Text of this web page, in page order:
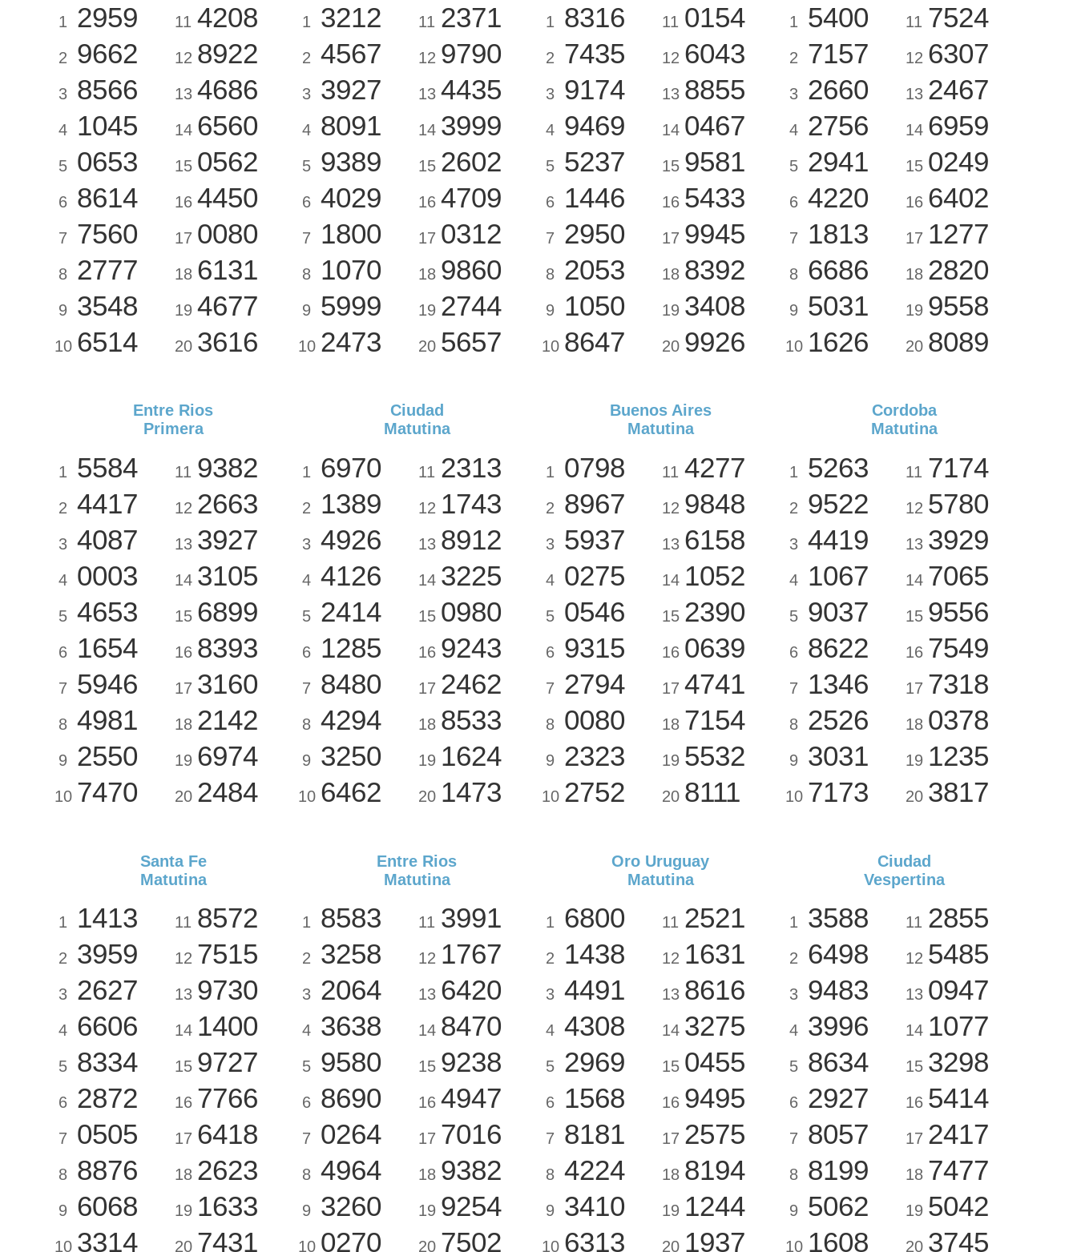
1 2959
2 9662
3 8566
4 1045
5 0653
6 8614
7 7560
8 2777
9 3548
10 6514
11 4208
12 8922
13 4686
14 6560
15 0562
16 4450
17 0080
18 6131
19 4677
20 3616
1 3212
2 4567
3 3927
4 8091
5 9389
6 4029
7 1800
8 1070
9 5999
10 2473
11 2371
12 9790
13 4435
14 3999
15 2602
16 4709
17 0312
18 9860
19 2744
20 5657
1 8316
2 7435
3 9174
4 9469
5 5237
6 1446
7 2950
8 2053
9 1050
10 8647
11 0154
12 6043
13 8855
14 0467
15 9581
16 5433
17 9945
18 8392
19 3408
20 9926
1 5400
2 7157
3 2660
4 2756
5 2941
6 4220
7 1813
8 6686
9 5031
10 1626
11 7524
12 6307
13 2467
14 6959
15 0249
16 6402
17 1277
18 2820
19 9558
20 8089
Entre Rios
Primera
1 5584
2 4417
3 4087
4 0003
5 4653
6 1654
7 5946
8 4981
9 2550
10 7470
11 9382
12 2663
13 3927
14 3105
15 6899
16 8393
17 3160
18 2142
19 6974
20 2484
Ciudad
Matutina
1 6970
2 1389
3 4926
4 4126
5 2414
6 1285
7 8480
8 4294
9 3250
10 6462
11 2313
12 1743
13 8912
14 3225
15 0980
16 9243
17 2462
18 8533
19 1624
20 1473
Buenos Aires
Matutina
1 0798
2 8967
3 5937
4 0275
5 0546
6 9315
7 2794
8 0080
9 2323
10 2752
11 4277
12 9848
13 6158
14 1052
15 2390
16 0639
17 4741
18 7154
19 5532
20 8111
Cordoba
Matutina
1 5263
2 9522
3 4419
4 1067
5 9037
6 8622
7 1346
8 2526
9 3031
10 7173
11 7174
12 5780
13 3929
14 7065
15 9556
16 7549
17 7318
18 0378
19 1235
20 3817
Santa Fe
Matutina
1 1413
2 3959
3 2627
4 6606
5 8334
6 2872
7 0505
8 8876
9 6068
10 3314
11 8572
12 7515
13 9730
14 1400
15 9727
16 7766
17 6418
18 2623
19 1633
20 7431
Entre Rios
Matutina
1 8583
2 3258
3 2064
4 3638
5 9580
6 8690
7 0264
8 4964
9 3260
10 0270
11 3991
12 1767
13 6420
14 8470
15 9238
16 4947
17 7016
18 9382
19 9254
20 7502
Oro Uruguay
Matutina
1 6800
2 1438
3 4491
4 4308
5 2969
6 1568
7 8181
8 4224
9 3410
10 6313
11 2521
12 1631
13 8616
14 3275
15 0455
16 9495
17 2575
18 8194
19 1244
20 1937
Ciudad
Vespertina
1 3588
2 6498
3 9483
4 3996
5 8634
6 2927
7 8057
8 8199
9 5062
10 1608
11 2855
12 5485
13 0947
14 1077
15 3298
16 5414
17 2417
18 7477
19 5042
20 3745